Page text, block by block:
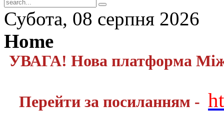
Субота, 08 серпня 2026
Home
УВАГА! Нова платформа
Перейти за посиланням -